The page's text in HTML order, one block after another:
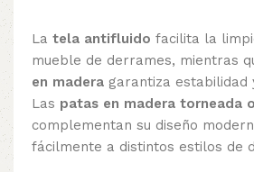
La tela antifluido facilita la
mueble de derrames, mientras
en madera garantiza estabilidad
Las patas en madera torneada
complementan su diseño
fácilmente a distintos estilos de